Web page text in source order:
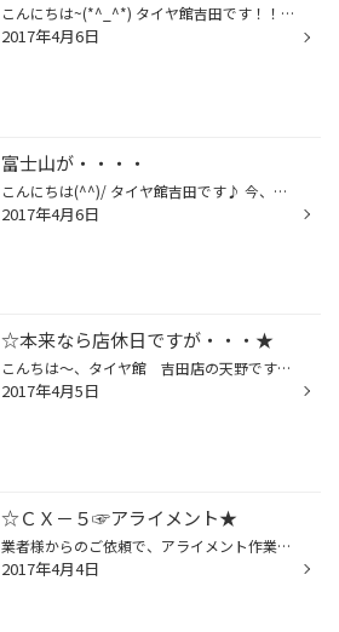
こんにちは~(*^_^*) タイヤ館吉田です！！！ 今日、紹介するのはお車の骨盤矯正！アライメントです！ 日産モコで今日はアライメントです(*^_^*) タイヤの持ちが良くなったり、タイヤの本来の性能を100％発揮してくれます(^_-)-☆ タイヤ交換の際には是非ともアライメントを~~~(^_-)-☆
2017年4月6日
富士山が・・・・
こんにちは(^^)/ タイヤ館吉田です♪ 今、店内からの撮影です！！ 快晴なのに富士山がいないｗｗｗ 天気予報見たら午後から雨予報でした(T_T) この時期は一週間に一度くらいのペースで 低気圧？がくるので毎週同じ曜日くらいに 天気が崩れてしまうみたいです(>_<) と、天気予報のお兄さんが言ってい...
2017年4月6日
☆本来なら店休日ですが・・・★
こんちは～、タイヤ館 吉田店の天野です～☆ いつもでしたら店休日・・・ですが、今日は営業しておりますよ～！！履き替えのお客様もちらほら＼(◎o◎)／雪が降る心配も、今のところは無さそうですね～★ それと今から履くであろう夏タイヤ、溝の残り・劣化は大丈夫でしょうか！？例え溝が残っていたと...
2017年4月5日
☆ＣＸ－５☞アライメント★
業者様からのご依頼で、アライメント作業を行いました☆車高を下げられていましたので、タイヤの取付角度はズレておりました～。なので可能な範囲で基準値内に調整★ 車高を上げ・下げしたり、足回りを変えたりした場合は、アライメント調整が必須となりますので、ぜひ当店にご相談くださいね～(^_-)-☆
2017年4月4日